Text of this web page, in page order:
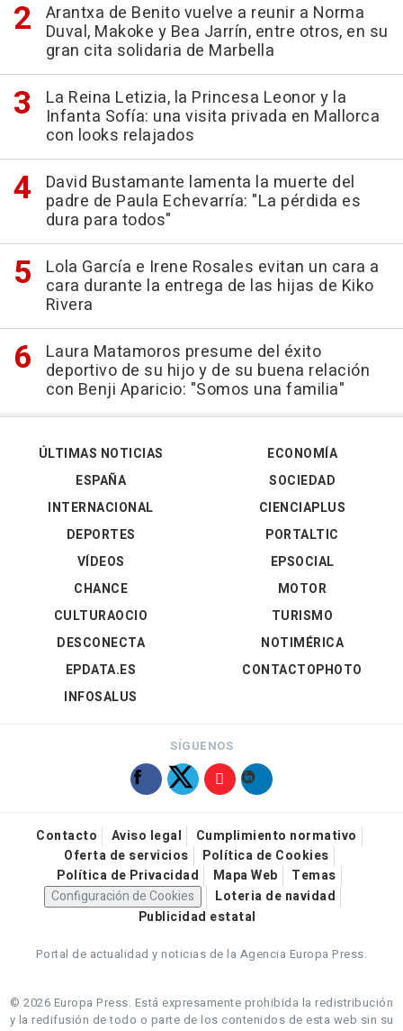
Arantxa de Benito vuelve a reunir a Norma
Duval, Makoke y Bea Jarrín, entre otros, en su
gran cita solidaria de Marbella
La Reina Letizia, la Princesa Leonor y la
Infanta Sofía: una visita privada en Mallorca
con looks relajados
David Bustamante lamenta la muerte del
padre de Paula Echevarría: "La pérdida es
dura para todos"
Lola García e Irene Rosales evitan un cara a
cara durante la entrega de las hijas de Kiko
Rivera
Laura Matamoros presume del éxito
deportivo de su hijo y de su buena relación
con Benji Aparicio: "Somos una familia"
ÚLTIMAS NOTICIAS
ESPAÑA
INTERNACIONAL
DEPORTES
VÍDEOS
ECONOMÍA
SOCIEDAD
CIENCIAPLUS
PORTALTIC
EPSOCIAL
CHANCE
CULTURAOCIO
DESCONECTA
EPDATA.ES
INFOSALUS
MOTOR
TURISMO
NOTIMÉRICA
CONTACTOPHOTO
SÍGUENOS
Contacto Aviso legal
Cumplimiento normativo
Oferta de servicios
Política de Cookies
Política de Privacidad
Mapa Web
Temas
Configuración de Cookies
Loteria de navidad
Publicidad estatal
Portal de actualidad y noticias de la Agencia Europa Press.
© 2026 Europa Press. Está expresamente prohibida la redistribución
y la redifusión de todo o parte de los contenidos de esta web sin su